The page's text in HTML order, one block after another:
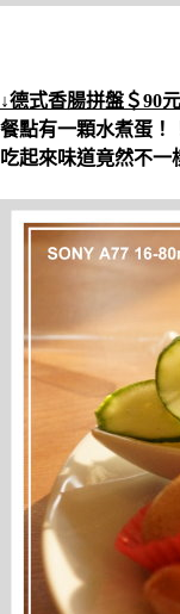
↓德式香腸拼盤＄90
餐點有一顆水煮蛋！
吃起來味道竟然不一